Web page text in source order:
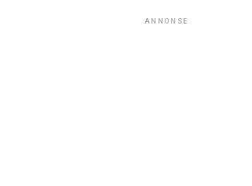
ANNONSE